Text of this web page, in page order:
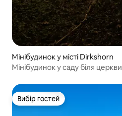
Мінібудинок у місті Dirkshorn
Мінібудинок у саду біля церкви
Вибір гостей
Вибір гостей